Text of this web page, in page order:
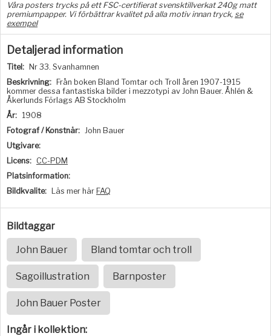
Våra posters trycks på ett FSC-certifierat svensktillverkat 240g matt
premiumpapper. Vi förbättrar kvalitet på alla motiv innan tryck, se
exempel
Detaljerad information
Titel:
Nr 33. Svanhamnen
Beskrivning:
Från boken Bland Tomtar och Troll åren 1907-1915
kommer dessa fantastiska bilder i mezzotypi av John Bauer. Åhlén &
Åkerlunds Förlags AB Stockholm
År: 1908
Fotograf / Konstnär: John Bauer
Utgivare:
Licens: CC-PDM
Platsinformation:
Bildkvalite:
Läs mer här FAQ
Bildtaggar
John Bauer Bland tomtar och troll
Sagoillustration Barnposter
John Bauer Poster
Ingår i kollektion: